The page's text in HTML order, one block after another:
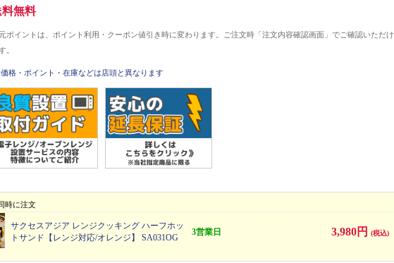
料無料
ポイントは、ポイント利用・クーポン値引き時に変わります。ご注文時「注文内容確認画面」でご確認いただけ
。
価格・ポイント・在庫などは店頭と異なります
時に注文
サクセスアジア レンジクッキング ハーフホッ
トサンド【レンジ対応/オレンジ】 SA031OG
3営業日 3,980円 (税込)